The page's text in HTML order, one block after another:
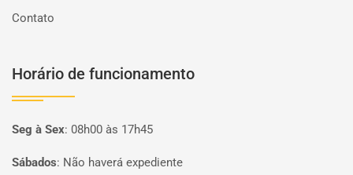
Contato
Horário de funcionamento
Seg à Sex: 08h00 às 17h45
Sábados: Não haverá expediente